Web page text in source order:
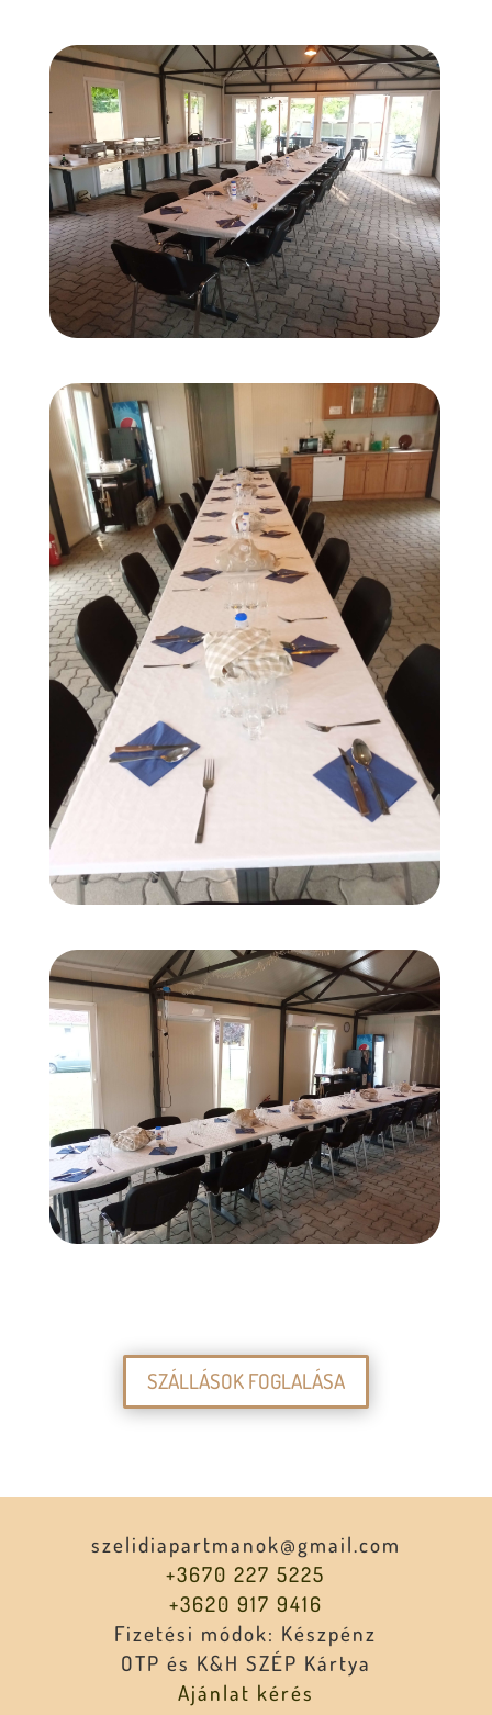
SZÁLLÁSOK FOGLALÁSA
szelidiapartmanok@gmail.com
+3670 227 5225
+3620 917 9416
Fizetési módok: Készpénz
OTP és K&H SZÉP Kártya
Ajánlat kérés